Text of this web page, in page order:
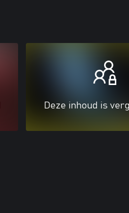
Deze inhoud is